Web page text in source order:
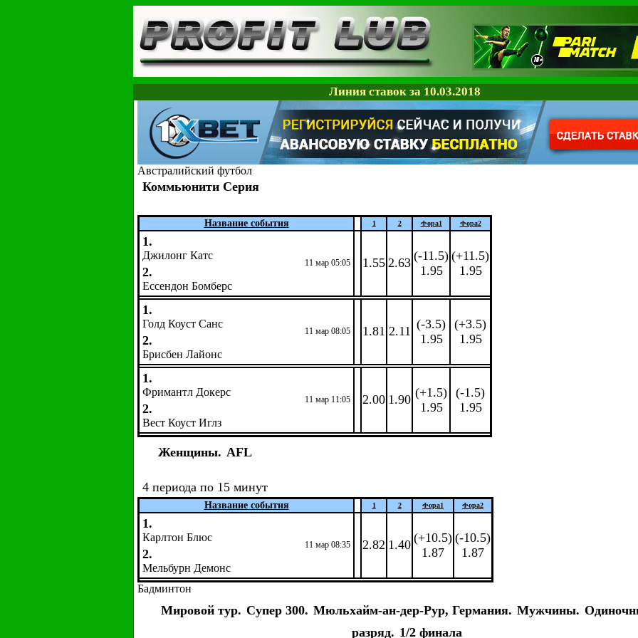
Линия ставок за 10.03.2018
Австралийский футбол
Коммьюнити Серия
Название события 1 2 Фора1 Фора2
1.
Джилонг Катс
11 мар 05:05
2.
Ессендон Бомберс
1.55 2.63 (-11.5)
1.95
(+11.5)
1.95
1.
Голд Коуст Санс
11 мар 08:05
2.
Брисбен Лайонс
1.81 2.11 (-3.5)
1.95
(+3.5)
1.95
1.
Фримантл Докерс
11 мар 11:05
2.
Вест Коуст Иглз
2.00 1.90 (+1.5)
1.95
(-1.5)
1.95
Женщины. AFL
4 периода по 15 минут
Название события 1 2 Фора1 Фора2
1.
Карлтон Блюс
11 мар 08:35
2.
Мельбурн Демонс
2.82 1.40 (+10.5)
1.87
(-10.5)
1.87
Бадминтон
Мировой тур. Супер 300. Мюльхайм-ан-дер-Рур, Германия. Мужчины.
разряд. 1/2 финала